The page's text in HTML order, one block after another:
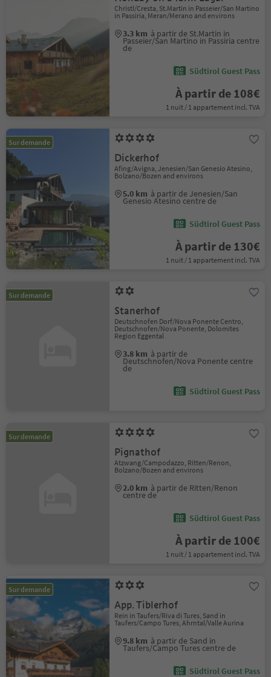
Christl/Cresta, St.Martin in Passeier/San Martino
in Passiria, Meran/Merano and environs
3.3 km à partir de St.Martin in
Passeier/San Martino in Passiria centre
de
Südtirol Guest Pass
À partir de 108€
1 nuit / 1 appartement incl. TVA
Sur demande
Dickerhof
Afing/Avigna, Jenesien/San Genesio Atesino,
Bolzano/Bozen and environs
5.0 km à partir de Jenesien/San
Genesio Atesino centre de
Südtirol Guest Pass
À partir de 130€
1 nuit / 1 appartement incl. TVA
Sur demande
Stanerhof
Deutschnofen Dorf/Nova Ponente Centro,
Deutschnofen/Nova Ponente, Dolomites
Region Eggental
3.8 km à partir de
Deutschnofen/Nova Ponente centre
de
Südtirol Guest Pass
Sur demande
Pignathof
Atzwang/Campodazzo, Ritten/Renon,
Bolzano/Bozen and environs
2.0 km à partir de Ritten/Renon
centre de
Südtirol Guest Pass
À partir de 100€
1 nuit / 1 appartement incl. TVA
Sur demande
App. Tiblerhof
Rein in Taufers/Riva di Tures, Sand in
Taufers/Campo Tures, Ahrntal/Valle Aurina
9.8 km à partir de Sand in
Taufers/Campo Tures centre de
Südtirol Guest Pass